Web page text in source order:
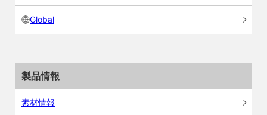
Global
製品情報
素材情報